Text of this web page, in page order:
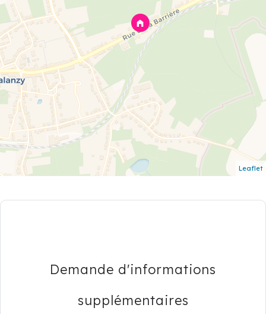
Leaflet
Demande d'informations
supplémentaires